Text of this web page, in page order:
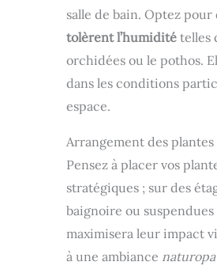
salle de bain. Optez pour
tolèrent l’humidité telles
orchidées ou le pothos.
dans les conditions
espace.
Arrangement des plantes
Pensez à placer vos
stratégiques ; sur des
baignoire ou suspendues
maximisera leur impact
à une ambiance